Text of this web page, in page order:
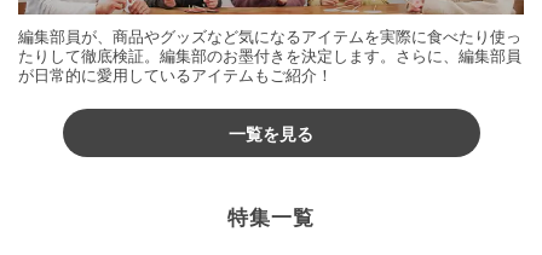
編集部員が、商品やグッズなど気になるアイテムを実際に食べたり使っ
たりして徹底検証。編集部のお墨付きを決定します。さらに、編集部員
が日常的に愛用しているアイテムもご紹介！
一覧を見る
特集一覧